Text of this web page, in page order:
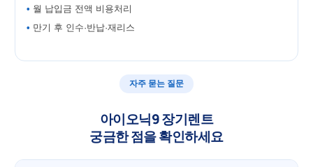
월 납입금 전액 비용처리
만기 후 인수·반납·재리스
자주 묻는 질문
아이오닉9 장기렌트
궁금한 점을 확인하세요